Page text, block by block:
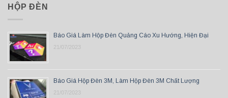
HỘP ĐÈN
Báo Giá Làm Hộp Đèn Quảng Cáo Xu Hướng, Hiện Đại
21/07/2023
Báo Giá Hộp Đèn 3M, Làm Hộp Đèn 3M Chất Lượng
21/07/2023